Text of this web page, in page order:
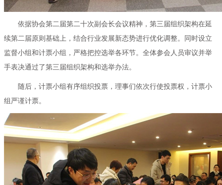
依据协会第二届第二十次副会长会议精神，第三届组织架构在延
续第二届原则基础上，结合行业发展新态势进行优化调整。同时设立
监督小组和计票小组，严格把控选举各环节。全体参会人员审议并举
手表决通过了第三届组织架构和选举办法。
随后，计票小组有序组织投票，理事们依次行使投票权，计票小
组严谨计票。